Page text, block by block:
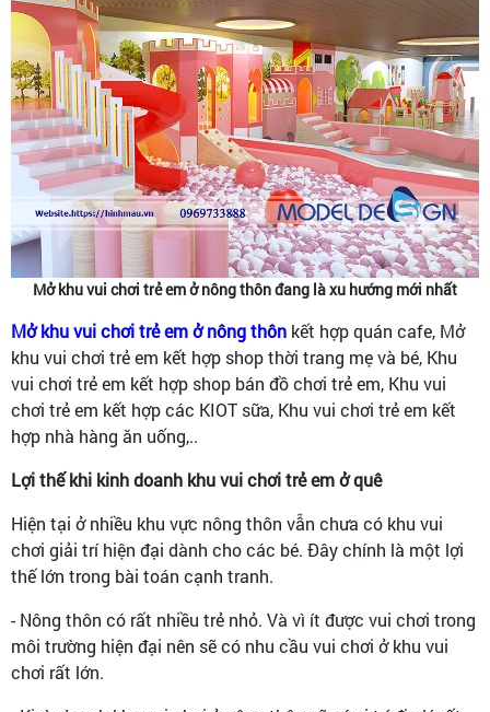
Mở khu vui chơi trẻ em ở nông thôn đang là xu hướng mới nhất
Mở khu vui chơi trẻ em ở nông thôn kết hợp quán cafe, Mở
khu vui chơi trẻ em kết hợp shop thời trang mẹ và bé, Khu
vui chơi trẻ em kết hợp shop bán đồ chơi trẻ em, Khu vui
chơi trẻ em kết hợp các KIOT sữa, Khu vui chơi trẻ em kết
hợp nhà hàng ăn uống,..
Lợi thế khi kinh doanh khu vui chơi trẻ em ở quê
Hiện tại ở nhiều khu vực nông thôn vẫn chưa có khu vui
chơi giải trí hiện đại dành cho các bé. Đây chính là một lợi
thế lớn trong bài toán cạnh tranh.
- Nông thôn có rất nhiều trẻ nhỏ. Và vì ít được vui chơi trong
môi trường hiện đại nên sẽ có nhu cầu vui chơi ở khu vui
chơi rất lớn.